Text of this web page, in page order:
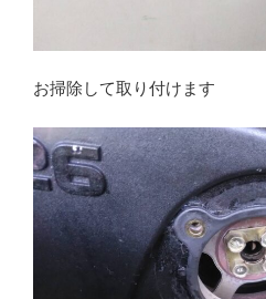
お掃除して取り付けます